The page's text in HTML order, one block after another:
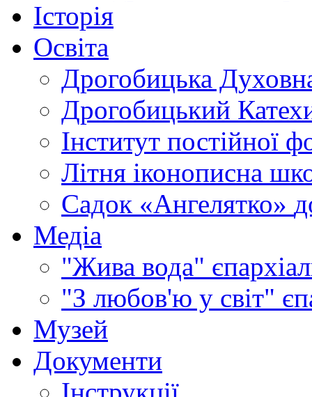
Історія
Освіта
Дрогобицька
Дрогобицький
Інститут постійної
Літня іконописна
Садок «Ангелятко»
Медіа
"Жива вода"
"З любов'ю у світ"
Музей
Документи